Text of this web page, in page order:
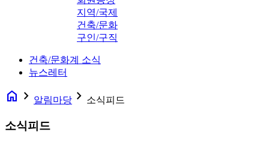
지역/국제
건축/문화
구인/구직
건축/문화계 소식
뉴스레터
home navigate_next 알림마당 navigate_next 소식피드
소식피드